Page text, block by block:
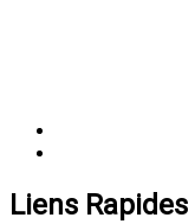
Liens Rapides